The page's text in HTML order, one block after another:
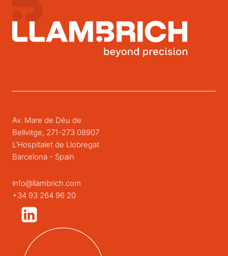
Av. Mare de Déu de
Bellvitge, 271-273 08907
L’Hospitalet de Llobregat
Barcelona - Spain
info@llambrich.com
+34 93 264 96 20